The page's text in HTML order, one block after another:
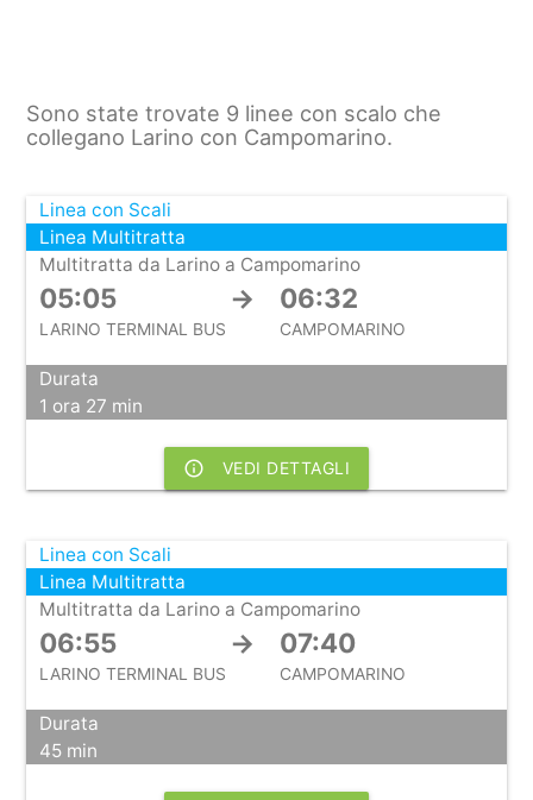
Sono state trovate 9 linee con scalo che
collegano Larino con Campomarino.
Linea con Scali
Linea Multitratta
Multitratta da Larino a Campomarino
05:05 → 06:32
LARINO TERMINAL BUS CAMPOMARINO
Durata
1 ora 27 min
info_outline VEDI DETTAGLI
Linea con Scali
Linea Multitratta
Multitratta da Larino a Campomarino
06:55 → 07:40
LARINO TERMINAL BUS CAMPOMARINO
Durata
45 min